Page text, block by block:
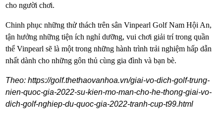
cho người chơi.
Chinh phục những thử thách trên sân Vinpearl Golf Nam Hội An,
tận hưởng những tiện ích nghỉ dưỡng, vui chơi giải trí trong quần
thể Vinpearl sẽ là một trong những hành trình trải nghiệm hấp dẫn
nhất dành cho những gôn thủ cùng gia đình và bạn bè.
Theo: https://golf.thethaovanhoa.vn/giai-vo-dich-golf-trung-
nien-quoc-gia-2022-su-kien-mo-man-cho-he-thong-giai-vo-
dich-golf-nghiep-du-quoc-gia-2022-tranh-cup-t99.html